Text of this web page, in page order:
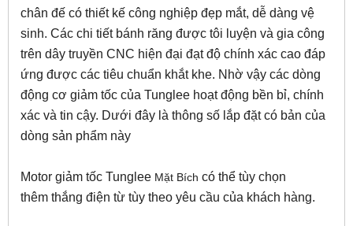
chân đế có thiết kế công nghiệp đẹp mắt, dễ dàng vệ
sinh. Các chi tiết bánh răng được tôi luyện và gia công
trên dây truyền CNC hiện đại đạt độ chính xác cao đáp
ứng được các tiêu chuẩn khắt khe. Nhờ vậy các dòng
động cơ giảm tốc của Tunglee hoạt động bền bỉ, chính
xác và tin cậy. Dưới đây là thông số lắp đặt có bản của
dòng sản phẩm này
Motor giảm tốc Tunglee Mặt Bích có thể tùy chọn
thêm thắng điện từ tùy theo yêu cầu của khách hàng.